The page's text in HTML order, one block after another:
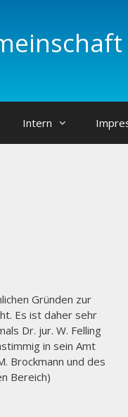
Intern
Gründen zur
Es ist daher sehr
Dr. jur. W. Felling
in sein Amt
Brockmann und des
Bereich)